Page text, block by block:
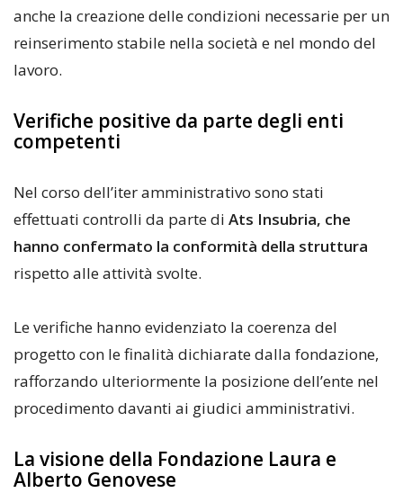
anche la creazione delle condizioni necessarie per un
reinserimento stabile nella società e nel mondo del
lavoro.
Verifiche positive da parte degli enti
competenti
Nel corso dell’iter amministrativo sono stati
effettuati controlli da parte di Ats Insubria, che
hanno confermato la conformità della struttura
rispetto alle attività svolte.
Le verifiche hanno evidenziato la coerenza del
progetto con le finalità dichiarate dalla fondazione,
rafforzando ulteriormente la posizione dell’ente nel
procedimento davanti ai giudici amministrativi.
La visione della Fondazione Laura e
Alberto Genovese